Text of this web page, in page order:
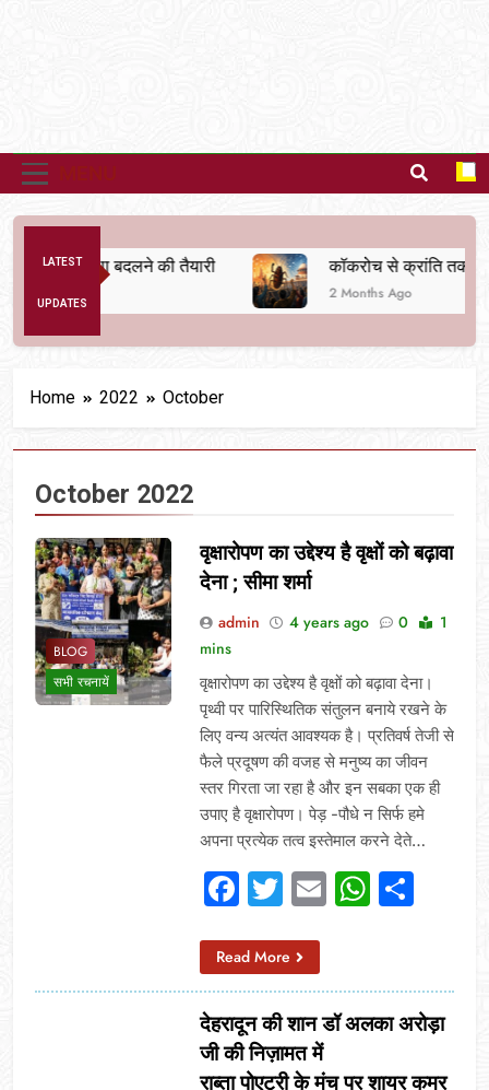
LATEST
UPDATES
व्यवस्था बदलने की तैयारी कॉकरोच से क्रांति तक
2 Months Ago
Home 2022 October
October 2022
BLOG
सभी रचनायें
वृक्षारोपण का उद्देश्य है वृक्षों को बढ़ावा
देना ; सीमा शर्मा
admin 4 years ago 0
1
mins
वृक्षारोपण का उद्देश्य है वृक्षों को बढ़ावा देना।
पृथ्वी पर पारिस्थितिक संतुलन बनाये रखने के
लिए वन्य अत्यंत आवश्यक है। प्रतिवर्ष तेजी से
फैले प्रदूषण की वजह से मनुष्य का जीवन
स्तर गिरता जा रहा है और इन सबका एक ही
उपाए है वृक्षारोपण। पेड़ -पौधे न सिर्फ हमे
अपना प्रत्येक तत्व इस्तेमाल करने देते…
Facebook
Twitter
Email
Read More
देहरादून की शान डॉ अलका अरोड़ा
जी की निज़ामत में
राब्ता पोएट्री के मंच पर शायर कमर